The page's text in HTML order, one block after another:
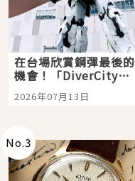
在台場欣賞鋼彈最後的
機會！「DiverCity
Tokyo Plaza」搭船、
購物、美食及夜景，一
2026年07月13日
No.3